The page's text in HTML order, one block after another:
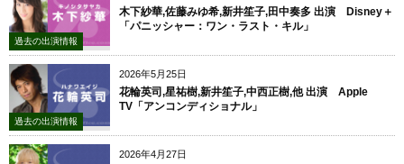
過去の出演情報
木下紗華,佐藤みゆ希,新井笙子,田中奏多 出演 Disney＋
「パニッシャー：ワン・ラスト・キル」
2026年5月25日
過去の出演情報
花輪英司,星祐樹,新井笙子,中西正樹,他 出演 Apple
TV「アンコンディショナル」
2026年4月27日